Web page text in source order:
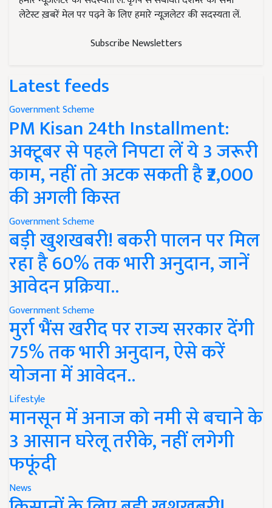
लेटेस्ट ख़बरें मेल पर पढ़ने के लिए हमारे न्यूज़लेटर की सदस्यता लें.
Subscribe Newsletters
Latest feeds
Government Scheme
PM Kisan 24th Installment:
अक्टूबर से पहले निपटा लें ये 3 जरूरी
काम, नहीं तो अटक सकती है ₹2,000
की अगली किस्त
Government Scheme
बड़ी खुशखबरी! बकरी पालन पर मिल
रहा है 60% तक भारी अनुदान, जानें
आवेदन प्रक्रिया..
Government Scheme
मुर्रा भैंस खरीद पर राज्य सरकार देंगी
75% तक भारी अनुदान, ऐसे करें
योजना में आवेदन..
Lifestyle
मानसून में अनाज को नमी से बचाने के
3 आसान घरेलू तरीके, नहीं लगेगी
फफूंदी
News